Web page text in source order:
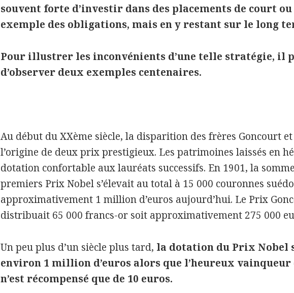
souvent forte d’investir dans des placements de court
exemple des obligations, mais en y restant sur le long
Pour illustrer les inconvénients d’une telle stratégie, il
d’observer deux exemples centenaires.
Au début du XXème siècle, la disparition des frères Goncourt
l’origine de deux prix prestigieux. Les patrimoines laissés en
dotation confortable aux lauréats successifs. En 1901, la
premiers Prix Nobel s’élevait au total à 15 000 couronnes
approximativement 1 million d’euros aujourd’hui. Le Prix
distribuait 65 000 francs-or soit approximativement 275 000
Un peu plus d’un siècle plus tard, la dotation du Prix Nobel
environ 1 million d’euros alors que l’heureux
n’est récompensé que de 10 euros.